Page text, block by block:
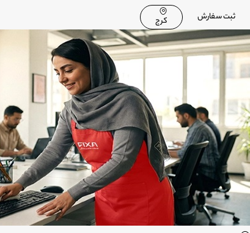
ثبت سفارش کرج